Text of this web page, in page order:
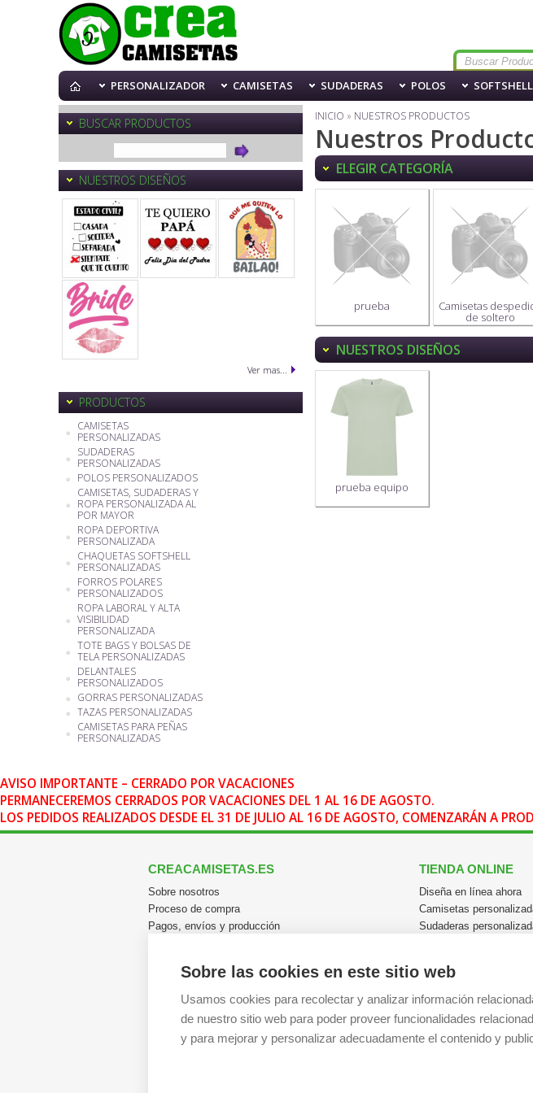
Sobre las cookies en este sitio web
Usamos cookies para recolectar y analizar información
de nuestro sitio web para poder proveer funcionalidades
y para mejorar y personalizar adecuadamente el contenido y
PERSONALIZADOR CAMISETAS SUDADERAS POLOS SOFTSHELL
BUSCAR PRODUCTOS
NUESTROS DISEÑOS
Ver mas...
PRODUCTOS
CAMISETAS
PERSONALIZADAS
SUDADERAS
PERSONALIZADAS
POLOS PERSONALIZADOS
CAMISETAS, SUDADERAS Y
ROPA PERSONALIZADA AL
POR MAYOR
ROPA DEPORTIVA
PERSONALIZADA
CHAQUETAS SOFTSHELL
PERSONALIZADAS
FORROS POLARES
PERSONALIZADOS
ROPA LABORAL Y ALTA
VISIBILIDAD
PERSONALIZADA
TOTE BAGS Y BOLSAS DE
TELA PERSONALIZADAS
DELANTALES
PERSONALIZADOS
GORRAS PERSONALIZADAS
TAZAS PERSONALIZADAS
CAMISETAS PARA PEÑAS
PERSONALIZADAS
INICIO » NUESTROS PRODUCTOS
Nuestros
ELEGIR CATEGORÍA
prueba Camisetas
de soltero
NUESTROS DISEÑOS
prueba equipo
AVISO IMPORTANTE – CERRADO POR VACACIONES
PERMANECEREMOS CERRADOS POR VACACIONES DEL 1 AL 16 DE AGOSTO.
LOS PEDIDOS REALIZADOS DESDE EL 31 DE JULIO AL 16 DE AGOSTO, COMENZARÁN A
CREACAMISETAS.ES
Sobre nosotros
Proceso de compra
Pagos, envíos y producción
FAQ / Ayuda
TIENDA ONLINE
Diseña en línea ahora
Camisetas
Sudaderas
Ver todas las categorías